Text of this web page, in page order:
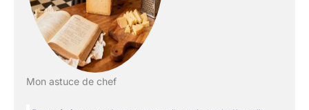
Mon astuce de chef